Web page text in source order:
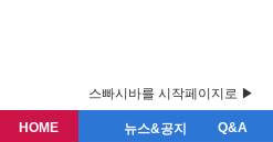
스빠시바를 시작페이지로 ▶
HOME 뉴스&공지 Q&A